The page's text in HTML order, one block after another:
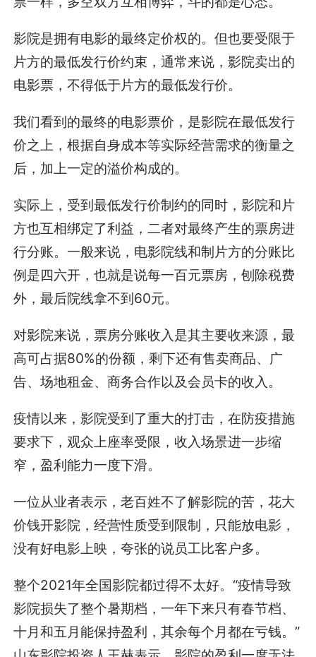
影院是拥有电影的最终定价权的。但也要受限于
片方的最低发行价约束，通常来说，影院卖出的
电影票，不得低于片方的最低发行价。
我们看到的最终的电影票价，是影院在最低发行
价之上，根据自身成本等实际经营需求的衡量之
后，加上一定的溢价构成的。
实际上，受到最低发行价制约的同时，影院和片
方也互相绑定了利益，二者对最终产生的票房进
行分账。一般来说，电影院线和制片方的分账比
例是四六开，也就是说每一百元票房，刨除税费
外，最后院线拿不到60元。
对影院来说，票房分账收入是其主要收来源，最
高可占据80%的份额，剩下还有售卖商品、广
告、场地租金、商务合作以及会员卡的收入。
疫情以来，影院受到了重大的打击，在防疫措施
要求下，观众上座率受限，收入场景进一步缩
窄，盈利能力一度下滑。
一位从业者表示，老百姓不了解影院的苦，花大
价钱开影院，经营性质受到限制，只能放电影，
没有好电影上映，夸张的说员工比客户多。
整个2021年全国影院都过得不太好。“疫情导致
影院损失了整个暑期档，一年下来只有春节档、
十月和五月能保持盈利，其余每个月都在亏钱。”